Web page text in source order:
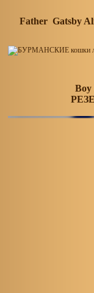
Father
Boy